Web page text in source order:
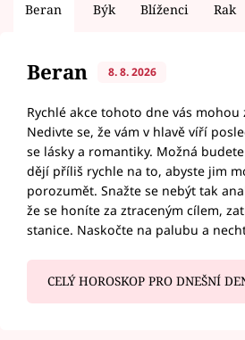
Beran Býk Blíženci Rak
Beran 8. 8. 2026
Rychlé akce tohoto dne vás mohou
Nedivte se, že vám v hlavě víří
se lásky a romantiky. Možná
dějí příliš rychle na to, abyste jim
porozumět. Snažte se nebýt tak
že se honíte za ztraceným cílem,
stanice. Naskočte na palubu a
CELÝ HOROSKOP PRO DNEŠNÍ